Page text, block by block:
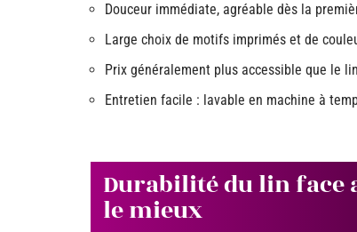
Douceur immédiate, agréable dès la
Large choix de motifs imprimés et de
Prix généralement plus accessible que le
Entretien facile : lavable en machine à
Durabilité du lin face
le mieux